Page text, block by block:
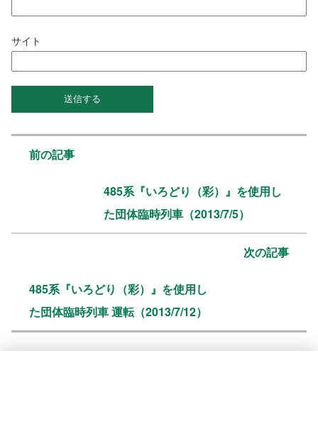
サイト
前の記事
485系『いろどり（彩）』を使用し
た団体臨時列車（2013/7/5）
次の記事
485系『いろどり（彩）』を使用し
た団体臨時列車 運転（2013/7/12）